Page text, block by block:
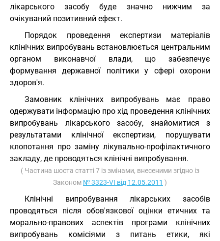
лікарського засобу буде значно нижчим за
очікуваний позитивний ефект.
Порядок проведення експертизи матеріалів
клінічних випробувань встановлюється центральним
органом виконавчої влади, що забезпечує
формування державної політики у сфері охорони
здоров'я.
Замовник клінічних випробувань має право
одержувати інформацію про хід проведення клінічних
випробувань лікарського засобу, знайомитися з
результатами клінічної експертизи, порушувати
клопотання про заміну лікувально-профілактичного
закладу, де проводяться клінічні випробування.
( Частина шоста статті 7 із змінами, внесеними згідно із
Законом № 3323-VI від 12.05.2011 )
Клінічні випробування лікарських засобів
проводяться після обов'язкової оцінки етичних та
морально-правових аспектів програми клінічних
випробувань комісіями з питань етики, які